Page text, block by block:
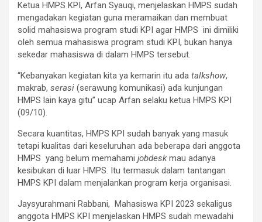
Ketua HMPS KPI, Arfan Syauqi, menjelaskan HMPS sudah
mengadakan kegiatan guna meramaikan dan membuat
solid mahasiswa program studi KPI agar HMPS ini dimiliki
oleh semua mahasiswa program studi KPI, bukan hanya
sekedar mahasiswa di dalam HMPS tersebut.
“Kebanyakan kegiatan kita ya kemarin itu ada talkshow,
makrab, serasi (serawung komunikasi) ada kunjungan
HMPS lain kaya gitu” ucap Arfan selaku ketua HMPS KPI
(09/10).
Secara kuantitas, HMPS KPI sudah banyak yang masuk
tetapi kualitas dari keseluruhan ada beberapa dari anggota
HMPS yang belum memahami jobdeskmau adanya
kesibukan di luar HMPS. Itu termasuk dalam tantangan
HMPS KPI dalam menjalankan program kerja organisasi.
Jaysyurahmani Rabbani, Mahasiswa KPI 2023 sekaligus
anggota HMPS KPI menjelaskan HMPS sudah mewadahi